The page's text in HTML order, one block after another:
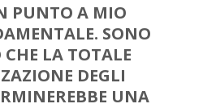
PUNTO A MIO
SONO
LA TOTALE
DEGLI
UNA